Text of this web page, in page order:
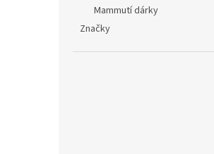
Mammutí dárky
Značky